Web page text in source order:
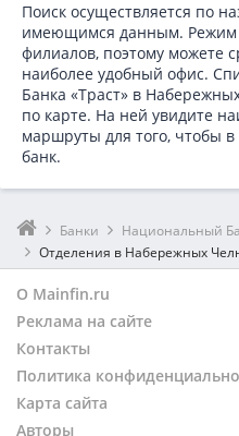
Поиск осуществляется по
имеющимся данным. Режим
филиалов, поэтому можете
наиболее удобный офис.
Банка «Траст» в
по карте. На ней увидите
маршруты для того, чтобы
банк.
Банки
Национальный
Отделения в Набережных
О Mainfin.ru
Реклама на сайте
Контакты
Политика
Карта сайта
Авторы